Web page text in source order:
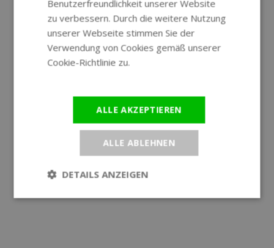
GERMAN
Benutzerfreundlichkeit unserer Website
zu verbessern. Durch die weitere Nutzung
unserer Webseite stimmen Sie der
Verwendung von Cookies gemäß unserer
Cookie-Richtlinie zu.
ALLE AKZEPTIEREN
ALLE ABLEHNEN
DETAILS ANZEIGEN